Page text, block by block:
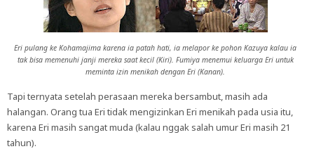
Eri pulang ke Kohamajima karena ia patah hati, ia melapor ke pohon Kazuya kalau ia
tak bisa memenuhi janji mereka saat kecil (Kiri). Fumiya menemui keluarga Eri untuk
meminta izin menikah dengan Eri (Kanan).
Tapi ternyata setelah perasaan mereka bersambut, masih ada
halangan. Orang tua Eri tidak mengizinkan Eri menikah pada usia itu,
karena Eri masih sangat muda (kalau nggak salah umur Eri masih 21
tahun).